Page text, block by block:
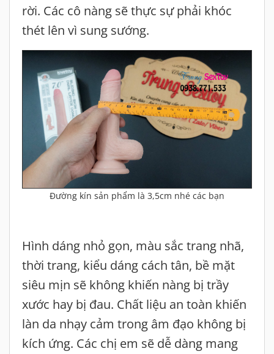
rời. Các cô nàng sẽ thực sự phải khóc
thét lên vì sung sướng.
Đường kín sản phẩm là 3,5cm nhé các bạn
Hình dáng nhỏ gọn, màu sắc trang nhã,
thời trang, kiểu dáng cách tân, bề mặt
siêu mịn sẽ không khiến nàng bị trầy
xước hay bị đau. Chất liệu an toàn khiến
làn da nhạy cảm trong âm đạo không bị
kích ứng. Các chị em sẽ dễ dàng mang